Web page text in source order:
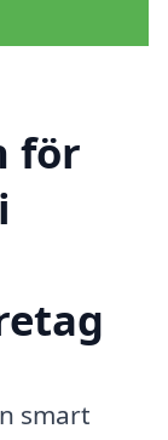
för
smart